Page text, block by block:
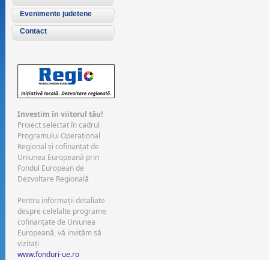
Evenimente judetene
Contact
Investim în viitorul tău!
Proiect selectat în cadrul
Programului Operaţional
Regional şi cofinanţat de
Uniunea Europeană prin
Fondul European de
Dezvoltare Regională
Pentru informaţii detaliate
despre celelalte programe
cofinanţate de Uniunea
Europeană, vă invităm să
vizitaţi
www.fonduri-ue.ro